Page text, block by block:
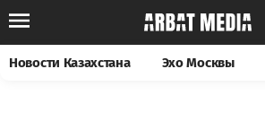
Новости Казахстана Эхо Москвы